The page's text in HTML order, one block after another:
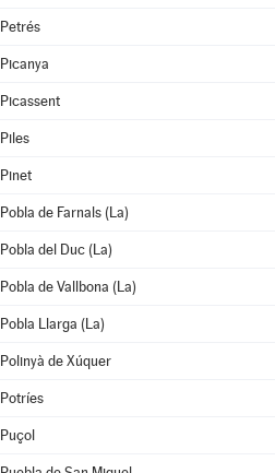
Petrés
Picanya
Picassent
Piles
Pinet
Pobla de Farnals (La)
Pobla del Duc (La)
Pobla de Vallbona (La)
Pobla Llarga (La)
Polinyà de Xúquer
Potríes
Puçol